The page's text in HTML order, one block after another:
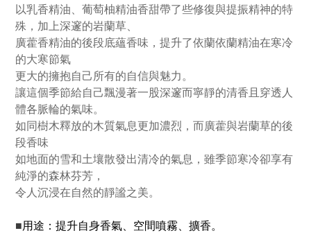
以乳香精油、葡萄柚精油香甜帶了些修復與提振精神的特
殊，加上深邃的岩蘭草、
廣藿香精油的後段底蘊香味，提升了依蘭依蘭精油在寒冷
的大寒節氣
更大的擁抱自己所有的自信與魅力。
讓這個季節給自己飄漫著一股深邃而寧靜的清香且穿透人
體各脈輪的氣味。
如同樹木釋放的木質氣息更加濃烈，而廣藿與岩蘭草的後
段香味
如地面的雪和土壤散發出清冷的氣息，雖季節寒冷卻享有
純淨的森林芬芳，
令人沉浸在自然的靜謐之美。
■用途：提升自身香氣、空間噴霧、擴香。